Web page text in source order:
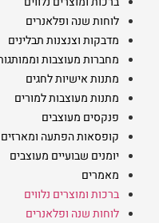
לוחות שנה ופלאנרים
מדבקות וצנצנות תבלינים
מחברות מעוצבות וממותגות
מתנות אישיות לחגים
מתנות מעוצבות למורים
פנקסים מעוצבים
קופסאות הפתעה ומארזים
יומנים שבועיים מעוצבים
מאמרים
ברכות ומוצרים נלווים
לוחות שנה ופלאנרים